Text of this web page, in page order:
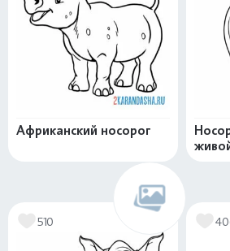
Африканский носорог
510